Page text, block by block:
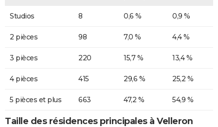
Studios 8 0,6 % 0,9 %
2 pièces 98 7,0 % 4,4 %
3 pièces 220 15,7 % 13,4 %
4 pièces 415 29,6 % 25,2 %
5 pièces et plus 663 47,2 % 54,9 %
Taille des résidences principales à Velleron